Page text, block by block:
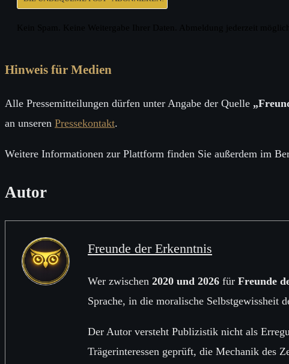
Hinweis für Medien
Alle Pressemitteilungen dürfen unter Angabe der Quelle
an unseren Pressekontakt.
Weitere Informationen zur Plattform finden Sie außerdem im
Autor
Freunde der Erkenntnis
Wer zwischen 2020 und 2026 für Freunde
Sprache, in die moralische
Der Autor versteht Publizistik nicht als
Trägerinteressen geprüft, die Mechanik des